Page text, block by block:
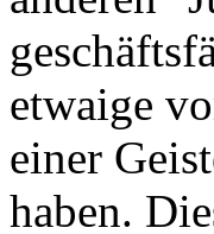
etwaige
einer
haben.